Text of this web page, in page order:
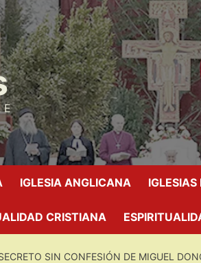
E
IGLESIA ANGLICANA
CRISTIANA
SIN CONFESIÓN DE MIGUEL